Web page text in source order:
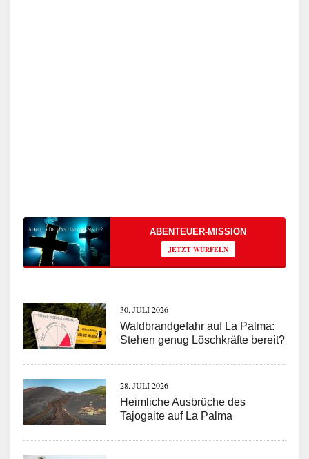
ABENTEUER-MISSION
JETZT WÜRFELN
30. JULI 2026
Waldbrandgefahr auf La Palma:
Stehen genug Löschkräfte bereit?
28. JULI 2026
Heimliche Ausbrüche des
Tajogaite auf La Palma